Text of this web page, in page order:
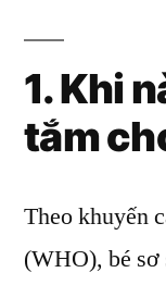
1. Khi
tắm
Theo khuyến
(WHO), bé sơ